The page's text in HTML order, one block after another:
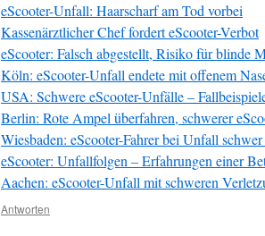
eScooter-Unfall: Haarscharf am Tod vorbei
Kassenärztlicher Chef fordert eScooter-Verbot
eScooter: Falsch abgestellt, Risiko für blinde
Köln: eScooter-Unfall endete mit offenem
USA: Schwere eScooter-Unfälle –
Berlin: Rote Ampel überfahren, schwerer
Wiesbaden: eScooter-Fahrer bei Unfall
eScooter: Unfallfolgen – Erfahrungen einer
Aachen: eScooter-Unfall mit schweren
Antworten